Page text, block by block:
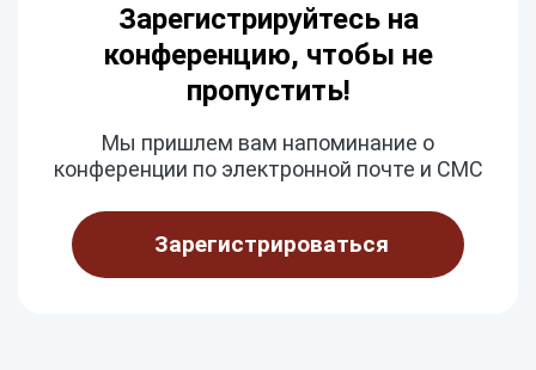
Зарегистрируйтесь на
конференцию, чтобы не
пропустить!
Мы пришлем вам напоминание о
конференции по электронной почте и СМС
Зарегистрироваться